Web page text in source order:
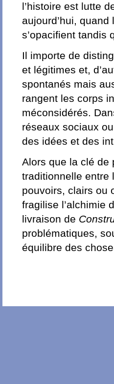
l’histoire est lutte
aujourd’hui,
s’opacifient tandis
Il importe de
et légitimes et,
spontanés mais
rangent les corps
méconsidérés.
réseaux sociaux
des idées et des
Alors que la clé de
traditionnelle entre
pouvoirs, clairs ou
fragilise l’alchimie
livraison de
problématiques,
équilibre des